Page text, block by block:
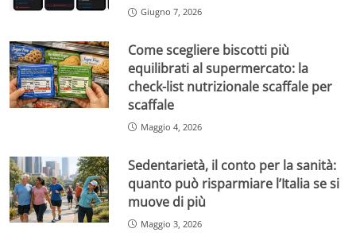
Giugno 7, 2026
Come scegliere biscotti più
equilibrati al supermercato: la
check-list nutrizionale scaffale per
scaffale
Maggio 4, 2026
Sedentarietà, il conto per la sanità:
quanto può risparmiare l’Italia se si
muove di più
Maggio 3, 2026